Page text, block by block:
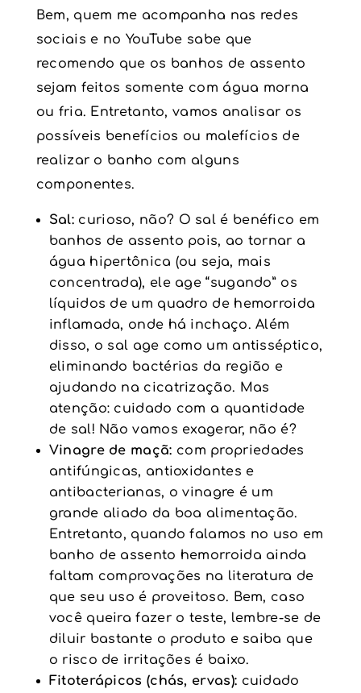
Bem, quem me acompanha nas redes
sociais e no YouTube sabe que
recomendo que os banhos de assento
sejam feitos somente com água morna
ou fria. Entretanto, vamos analisar os
possíveis benefícios ou malefícios de
realizar o banho com alguns
componentes.
Sal: curioso, não? O sal é benéfico em
banhos de assento pois, ao tornar a
água hipertônica (ou seja, mais
concentrada), ele age “sugando” os
líquidos de um quadro de hemorroida
inflamada, onde há inchaço. Além
disso, o sal age como um antisséptico,
eliminando bactérias da região e
ajudando na cicatrização. Mas
atenção: cuidado com a quantidade
de sal! Não vamos exagerar, não é?
Vinagre de maçã: com propriedades
antifúngicas, antioxidantes e
antibacterianas, o vinagre é um
grande aliado da boa alimentação.
Entretanto, quando falamos no uso em
banho de assento hemorroida ainda
faltam comprovações na literatura de
que seu uso é proveitoso. Bem, caso
você queira fazer o teste, lembre-se de
diluir bastante o produto e saiba que
o risco de irritações é baixo.
Fitoterápicos (chás, ervas): cuidado